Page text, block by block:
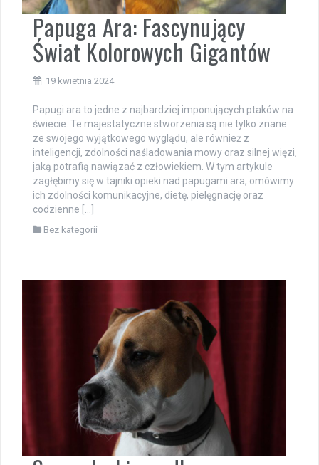
Papuga Ara: Fascynujący
Świat Kolorowych Gigantów
19 kwietnia 2024
Papugi ara to jedne z najbardziej imponujących ptaków na
świecie. Te majestatyczne stworzenia są nie tylko znane
ze swojego wyjątkowego wyglądu, ale również z
inteligencji, zdolności naśladowania mowy oraz silnej więzi,
jaką potrafią nawiązać z człowiekiem. W tym artykule
zagłębimy się w tajniki opieki nad papugami ara, omówimy
ich zdolności komunikacyjne, dietę, pielęgnację oraz
codzienne […]
Bez kategorii